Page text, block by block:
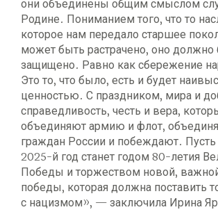
они объединены общим смыслом
Родине. Пониманием того, что то
которое нам передало старшее
может быть растрачено, оно должно
защищено. Равно как сбережение
Это то, что было, есть и будет
ценностью. С праздником, мира и
справедливость, честь и вера,
объединяют армию и флот,
граждан России и побеждают. Пусть
2025-й год станет годом 80-летия
Победы и торжеством новой,
победы, которая должна поставить
с нацизмом», — заключила Ирина